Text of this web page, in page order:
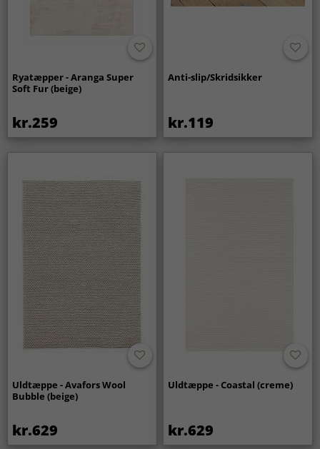
Ryatæpper - Aranga Super
Soft Fur (beige)
kr.259
Anti-slip/Skridsikker
kr.119
Uldtæppe - Avafors Wool
Bubble (beige)
kr.629
Uldtæppe - Coastal (creme)
kr.629